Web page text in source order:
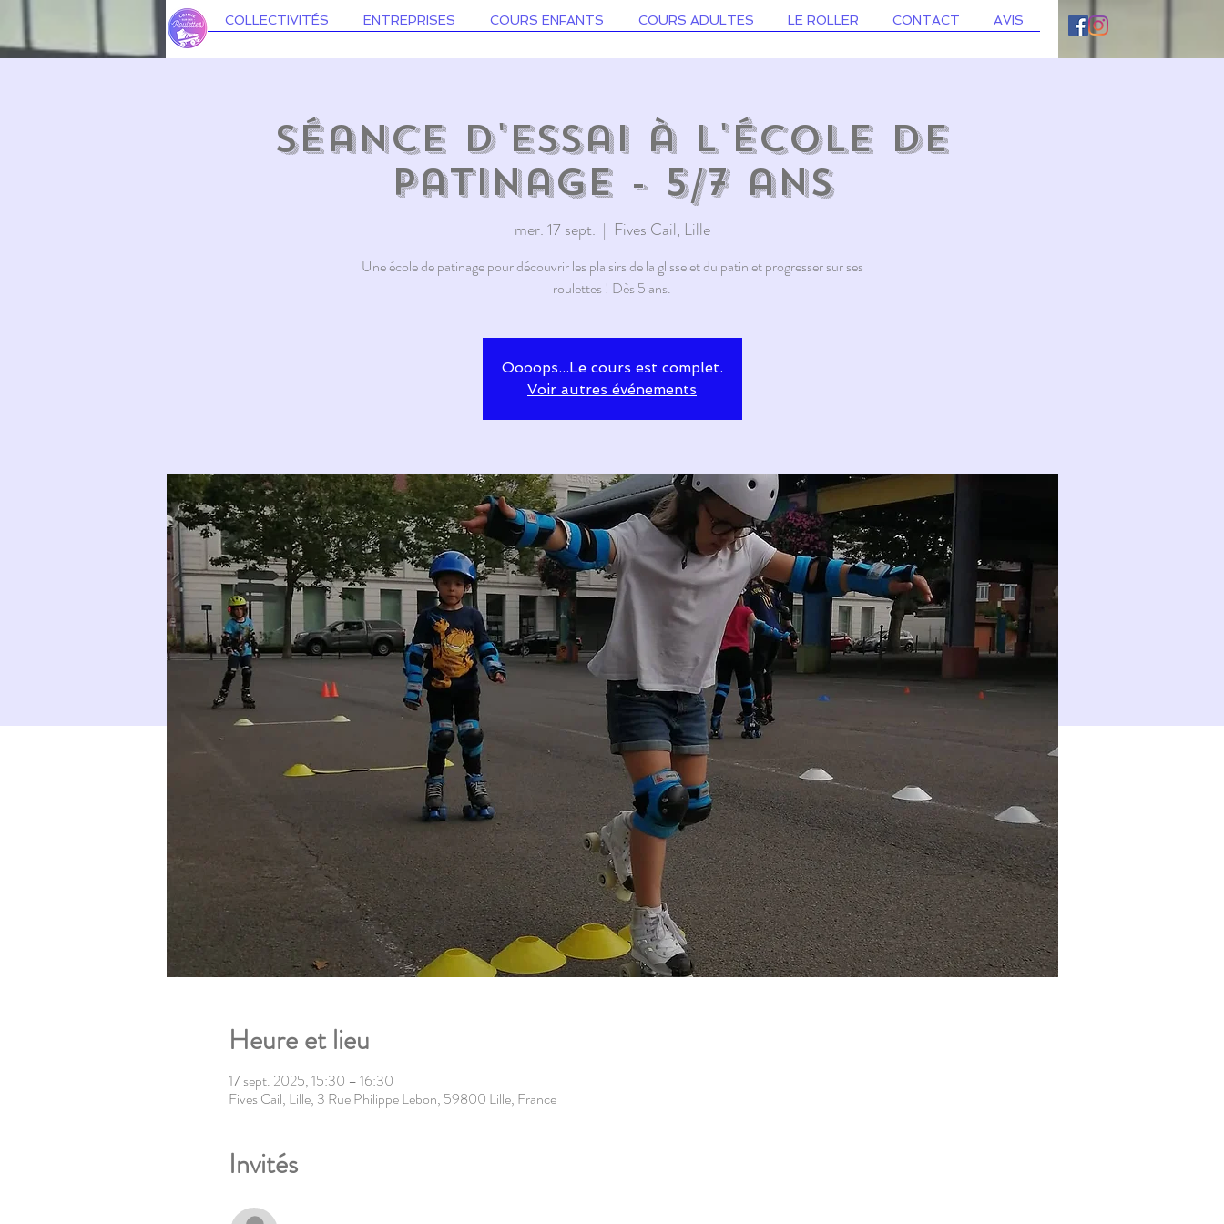
COLLECTIVITÉS ENTREPRISES COURS ENFANTS COURS ADULTES LE ROLLER CONTACT AVIS
Séance d'essai à l'École de
patinage - 5/7 ans
mer. 17 sept.
  |
Fives Cail, Lille
Une école de patinage pour découvrir les plaisirs de la glisse et du patin et progresser sur ses
roulettes ! Dès 5 ans.
Oooops...Le cours est complet.
Voir autres événements
Heure et lieu
17 sept. 2025, 15:30 – 16:30
Fives Cail, Lille, 3 Rue Philippe Lebon, 59800 Lille, France
Invités